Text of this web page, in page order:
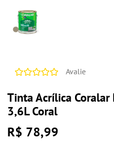
Avalie
Tinta Acrílica Coralar
3,6L Coral
R$ 78,99